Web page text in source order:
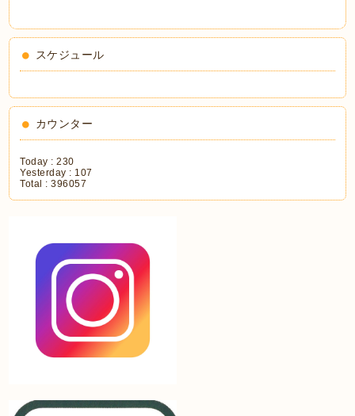
スケジュール
カウンター
Today :230
Yesterday : 107
Total :396057